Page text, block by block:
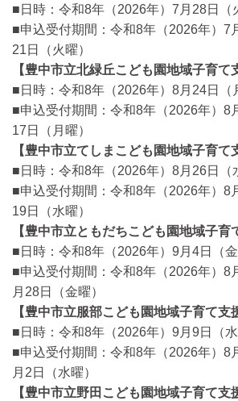
■日時：令和8年（2026年）7月28日（
■申込受付期間：令和8年（2026年）7
21日（火曜）
【豊中市立北緑丘こども園地域子育て
■日時：令和8年（2026年）8月24日（
■申込受付期間：令和8年（2026年）8
17日（月曜）
【豊中市立てしまこども園地域子育て
■日時：令和8年（2026年）8月26日（
■申込受付期間：令和8年（2026年）8
19日（水曜）
【豊中市立ともだちこども園地域子育
■日時：令和8年（2026年）9月4日（
■申込受付期間：令和8年（2026年）8
月28日（金曜）
【豊中市立服部こども園地域子育て支
■日時：令和8年（2026年）9月9日（
■申込受付期間：令和8年（2026年）8
月2日（水曜）
【豊中市立野田こども園地域子育て支